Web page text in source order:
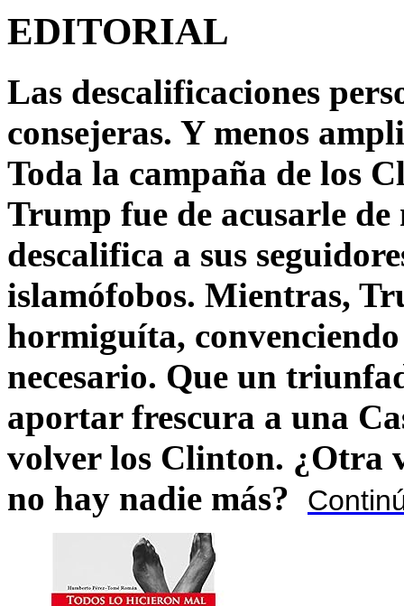
EDITORIAL
Las descalificaciones
consejeras. Y menos
Toda la campaña de los
Trump fue de acusarle
descalifica a sus
islamófobos. Mientras,
hormiguíta,
necesario. Que un
aportar frescura a una
volver los Clinton. ¿Otra
no hay nadie más?